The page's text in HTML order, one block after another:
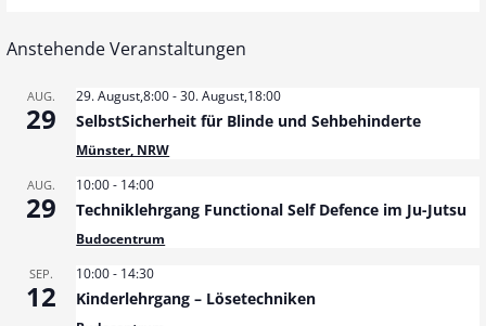
Anstehende Veranstaltungen
AUG.
29
29. August,8:00-30. August,18:00
SelbstSicherheit für Blinde und Sehbehinderte
Münster, NRW
AUG.
29
10:00- 14:00
Techniklehrgang Functional Self Defence im Ju-Jutsu
Budocentrum
SEP.
12
10:00- 14:30
Kinderlehrgang – Lösetechniken